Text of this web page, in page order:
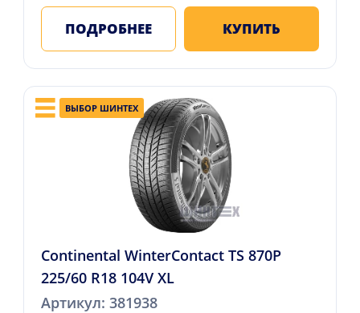
ПОДРОБНЕЕ КУПИТЬ
ВЫБОР ШИНТЕХ
Continental WinterContact TS 870P
225/60 R18 104V XL
Артикул: 381938